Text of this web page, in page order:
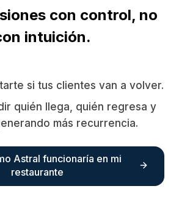
con control, no
intuición.
si tus clientes van a volver.
quién llega, quién regresa y
más recurrencia.
Astral funcionaría en mi
restaurante